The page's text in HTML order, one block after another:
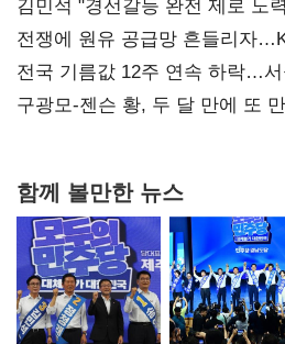
때리기
김민석 "경선갈등 완전 제로 노
사과부터"
전쟁에 원유 공급망 흔들리자
핵심으로 재부상
전국 기름값 12주 연속 하락…서
구광모-젠슨 황, 두 달 만에 또
함께 볼만한 뉴스